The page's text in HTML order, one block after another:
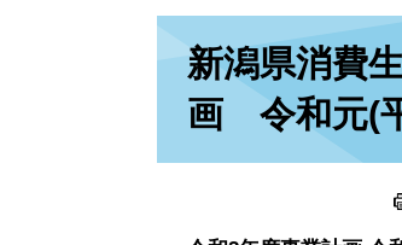
新潟県消費
画 令和元(